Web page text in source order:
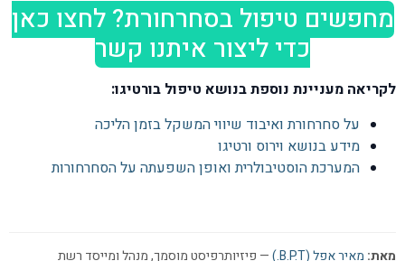
מחפשים טיפול בסחרחורת? לחצו כאן
כדי ליצור איתנו קשר
לקריאה מעניינת נוספת בנושא טיפול בורטיגו:
על סחרחורת ואיבוד שיווי המשקל בזמן הליכה
מידע בנושא וירוס ורטיגו
המערכת הוסטיבולרית ואופן השפעתה על הסחרחורות
מאת: מאיר אפל (B.P.T.)
— פיזיותרפיסט מוסמך, מנהל ומייסד רשת